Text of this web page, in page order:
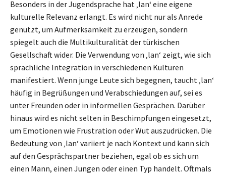
Besonders in der Jugendsprache hat ‚lan‘ eine eigene
kulturelle Relevanz erlangt. Es wird nicht nur als Anrede
genutzt, um Aufmerksamkeit zu erzeugen, sondern
spiegelt auch die Multikulturalität der türkischen
Gesellschaft wider. Die Verwendung von ‚lan‘ zeigt, wie sich
sprachliche Integration in verschiedenen Kulturen
manifestiert. Wenn junge Leute sich begegnen, taucht ‚lan‘
häufig in Begrüßungen und Verabschiedungen auf, sei es
unter Freunden oder in informellen Gesprächen. Darüber
hinaus wird es nicht selten in Beschimpfungen eingesetzt,
um Emotionen wie Frustration oder Wut auszudrücken. Die
Bedeutung von ‚lan‘ variiert je nach Kontext und kann sich
auf den Gesprächspartner beziehen, egal ob es sich um
einen Mann, einen Jungen oder einen Typ handelt. Oftmals